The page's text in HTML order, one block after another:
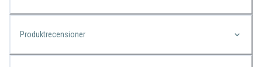
Produktrecensioner